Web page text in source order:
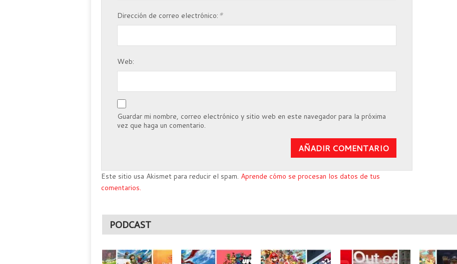
Dirección de correo electrónico: *
Web:
Guardar mi nombre, correo electrónico y sitio web en este navegador para la próxima
vez que haga un comentario.
Este sitio usa Akismet para reducir el spam. Aprende cómo se procesan los datos de tus
comentarios.
PODCAST